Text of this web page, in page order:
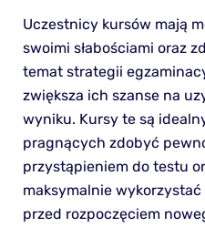
Uczestnicy kursów mają
swoimi słabościami oraz
temat strategii
zwiększa ich szanse na
wyniku. Kursy te są
pragnących zdobyć
przystąpieniem do testu
maksymalnie
przed rozpoczęciem